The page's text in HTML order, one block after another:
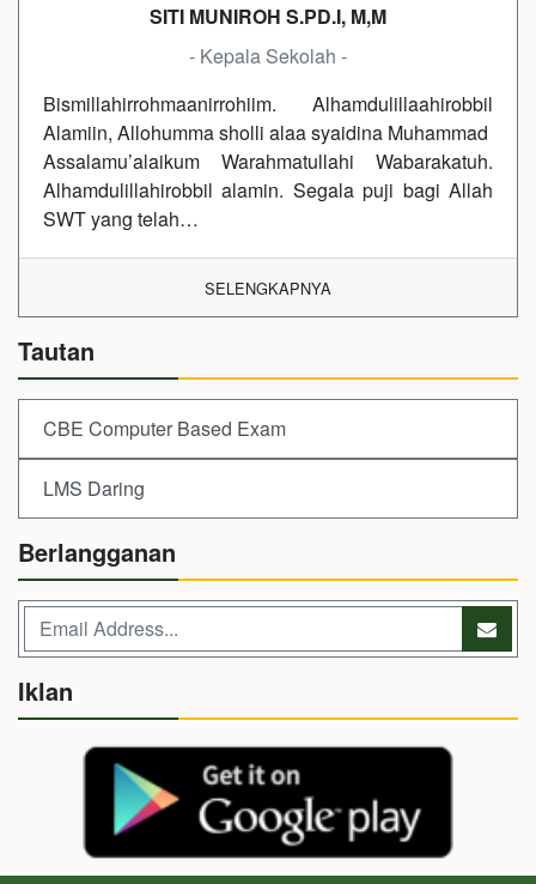
SITI MUNIROH S.PD.I, M,M
- Kepala Sekolah -
Bismillahirrohmaanirrohiim. Alhamdulillaahirobbil
Alamiin, Allohumma sholli alaa syaidina Muhammad
Assalamu’alaikum Warahmatullahi Wabarakatuh.
Alhamdulillahirobbil alamin. Segala puji bagi Allah
SWT yang telah…
SELENGKAPNYA
Tautan
CBE Computer Based Exam
LMS Daring
Berlangganan
Iklan